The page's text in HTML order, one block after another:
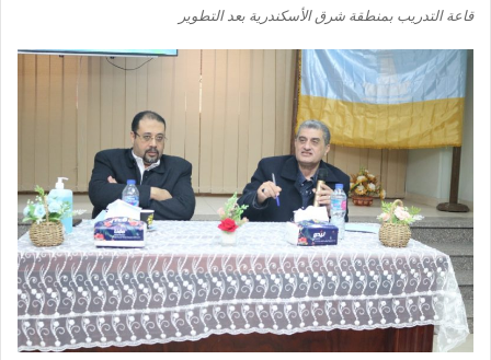
قاعة التدريب بمنطقة شرق الأسكندرية بعد التطوير